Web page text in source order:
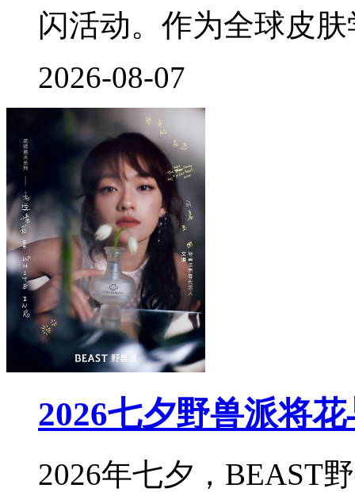
闪活动。作为全球皮
2026-08-07
2026七夕野兽派将
2026年七夕，BEAST